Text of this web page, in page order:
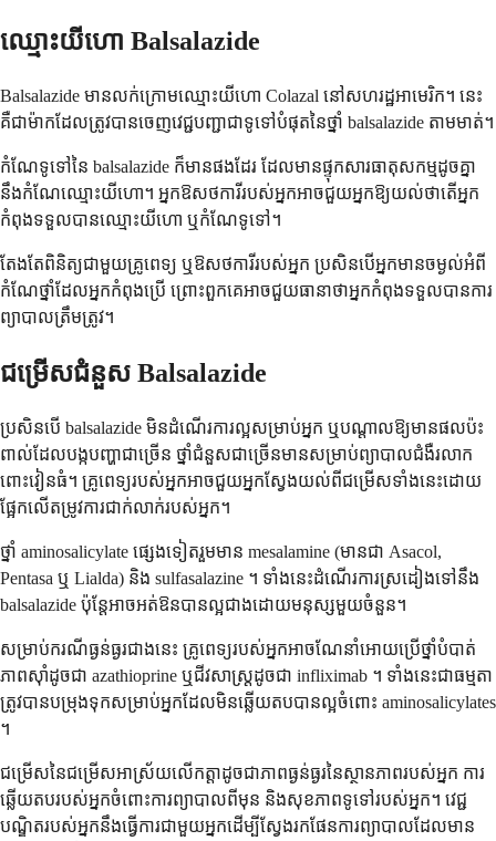
ឈ្មោះយីហោ Balsalazide
Balsalazide មានលក់ក្រោមឈ្មោះយីហោ Colazal នៅសហរដ្ឋអាមេរិក។ នេះ
គឺជាម៉ាកដែលត្រូវបានចេញវេជ្ជបញ្ជាជាទូទៅបំផុតនៃថ្នាំ balsalazide តាមមាត់។
កំណែទូទៅនៃ balsalazide ក៏មានផងដែរ ដែលមានផ្ទុកសារធាតុសកម្មដូចគ្នា
នឹងកំណែឈ្មោះយីហោ។ អ្នកឱសថការីរបស់អ្នកអាចជួយអ្នកឱ្យយល់ថាតើអ្នក
កំពុងទទួលបានឈ្មោះយីហោ ឬកំណែទូទៅ។
តែងតែពិនិត្យជាមួយគ្រូពេទ្យ ឬឱសថការីរបស់អ្នក ប្រសិនបើអ្នកមានចម្ងល់អំពី
កំណែថ្នាំដែលអ្នកកំពុងប្រើ ព្រោះពួកគេអាចជួយធានាថាអ្នកកំពុងទទួលបានការ
ព្យាបាលត្រឹមត្រូវ។
ជម្រើសជំនួស Balsalazide
ប្រសិនបើ balsalazide មិនដំណើរការល្អសម្រាប់អ្នក ឬបណ្តាលឱ្យមានផលប៉ះ
ពាល់ដែលបង្កបញ្ហាជាច្រើន ថ្នាំជំនួសជាច្រើនមានសម្រាប់ព្យាបាលជំងឺរលាក
ពោះវៀនធំ។ គ្រូពេទ្យរបស់អ្នកអាចជួយអ្នកស្វែងយល់ពីជម្រើសទាំងនេះដោយ
ផ្អែកលើតម្រូវការជាក់លាក់របស់អ្នក។
ថ្នាំ aminosalicylate ផ្សេងទៀតរួមមាន mesalamine (មានជា Asacol,
Pentasa ឬ Lialda) និង sulfasalazine ។ ទាំងនេះដំណើរការស្រដៀងទៅនឹង
balsalazide ប៉ុន្តែអាចអត់ឱនបានល្អជាងដោយមនុស្សមួយចំនួន។
សម្រាប់ករណីធ្ងន់ធ្ងរជាងនេះ គ្រូពេទ្យរបស់អ្នកអាចណែនាំអោយប្រើថ្នាំបំបាត់
ភាពស៊ាំដូចជា azathioprine ឬជីវសាស្ត្រដូចជា infliximab ។ ទាំងនេះជាធម្មតា
ត្រូវបានបម្រុងទុកសម្រាប់អ្នកដែលមិនឆ្លើយតបបានល្អចំពោះ aminosalicylates
។
ជម្រើសនៃជម្រើសអាស្រ័យលើកត្តាដូចជាភាពធ្ងន់ធ្ងរនៃស្ថានភាពរបស់អ្នក ការ
ឆ្លើយតបរបស់អ្នកចំពោះការព្យាបាលពីមុន និងសុខភាពទូទៅរបស់អ្នក។ វេជ្ជ
បណ្ឌិតរបស់អ្នកនឹងធ្វើការជាមួយអ្នកដើម្បីស្វែងរកផែនការព្យាបាលដែលមាន